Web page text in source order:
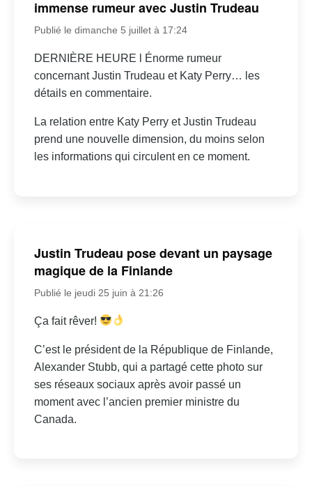
immense rumeur avec Justin Trudeau
Publié le dimanche 5 juillet à 17:24
DERNIÈRE HEURE l Énorme rumeur
concernant Justin Trudeau et Katy Perry… les
détails en commentaire.
La relation entre Katy Perry et Justin Trudeau
prend une nouvelle dimension, du moins selon
les informations qui circulent en ce moment.
Justin Trudeau pose devant un paysage
magique de la Finlande
Publié le jeudi 25 juin à 21:26
Ça fait rêver!
C’est le président de la République de Finlande,
Alexander Stubb, qui a partagé cette photo sur
ses réseaux sociaux après avoir passé un
moment avec l’ancien premier ministre du
Canada.